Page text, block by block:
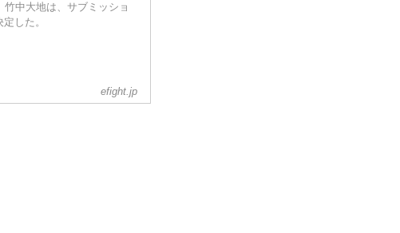
中大地は、サブミッショ
した。
efight.jp